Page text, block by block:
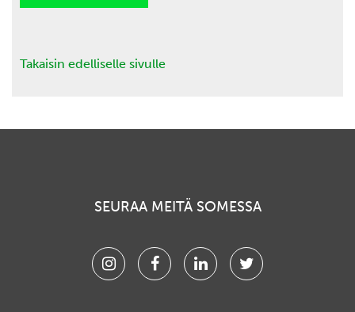
Takaisin edelliselle sivulle
SEURAA MEITÄ SOMESSA
InstagramFacebookLinkedinTwitter